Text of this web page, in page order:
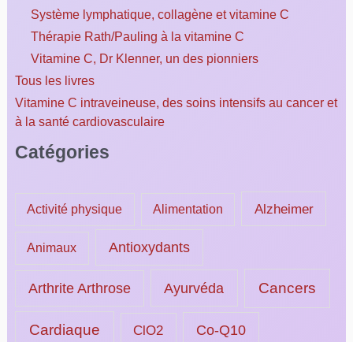
Système lymphatique, collagène et vitamine C
Thérapie Rath/Pauling à la vitamine C
Vitamine C, Dr Klenner, un des pionniers
Tous les livres
Vitamine C intraveineuse, des soins intensifs au cancer et
à la santé cardiovasculaire
Catégories
Activité physique Alimentation Alzheimer
Animaux Antioxydants
Arthrite Arthrose Ayurvéda Cancers
Cardiaque ClO2 Co-Q10